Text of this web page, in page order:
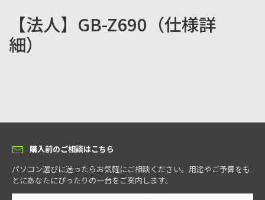
【法人】GB-Z690（仕様詳
細）
購入前のご相談はこちら
パソコン選びに迷ったらお気軽にご相談ください。用途やご予算をも
とにあなたにぴったりの一台をご案内します。